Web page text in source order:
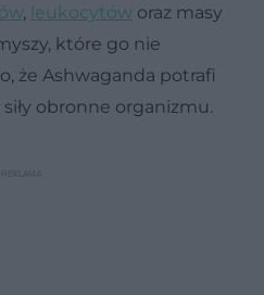
, leukocytów oraz masy
które go nie
że Ashwaganda potrafi
obronne organizmu.